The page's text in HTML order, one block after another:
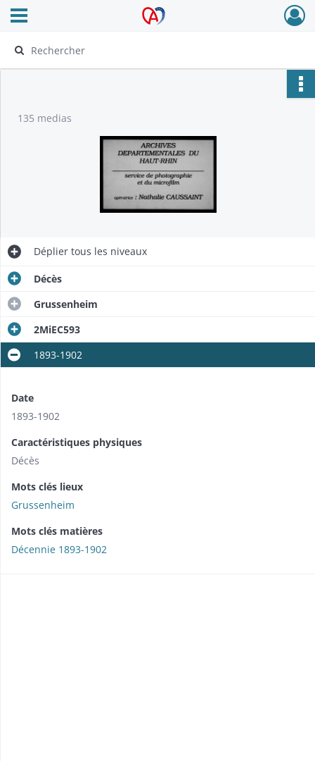
Archives Alsace - Colmar
Ouvrir le menu déroulant
135 medias
Déplier tous les niveaux
Décès
Grussenheim
2MiEC593
1893-1902
Date
1893-1902
Caractéristiques physiques
Décès
Mots clés lieux
Grussenheim
Mots clés matières
Décennie 1893-1902